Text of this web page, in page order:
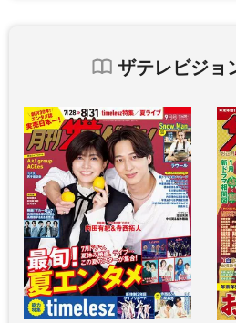
ザテレビジョ